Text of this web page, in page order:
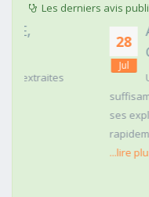
Les derniers avis
Avis sur
Un médecin
suffisamment rare
ses explications et
rapidement..Une